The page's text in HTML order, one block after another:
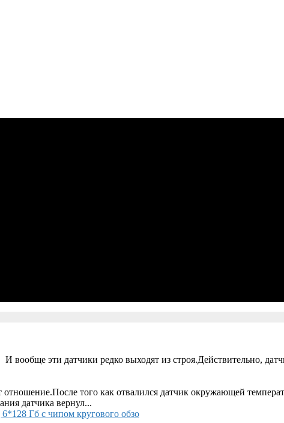
вообще эти датчики редко выходят из строя.Действительно,
того как отвалился датчик окружающей
датчика вернул...
Гб с чипом кругового обзо